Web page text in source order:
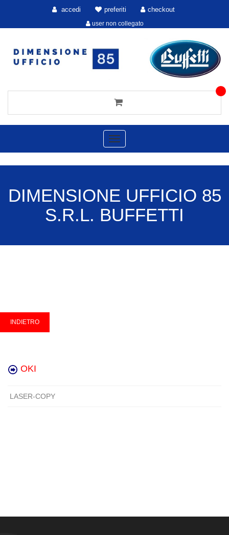
accedi preferiti checkout
user non collegato
Toggle
navigation
DIMENSIONE UFFICIO 85
S.R.L. BUFFETTI
OKI
LASER-COPY